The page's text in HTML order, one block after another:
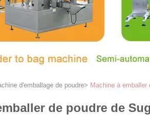
d'emballage de poudre> Machine à emballer
de poudre de